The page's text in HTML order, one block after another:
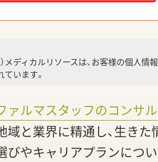
メディカルリソースは、お客様の個人
います。
ァルマスタッフのコンサ
域と業界に精通し、生き
びやキャリアプランにつ